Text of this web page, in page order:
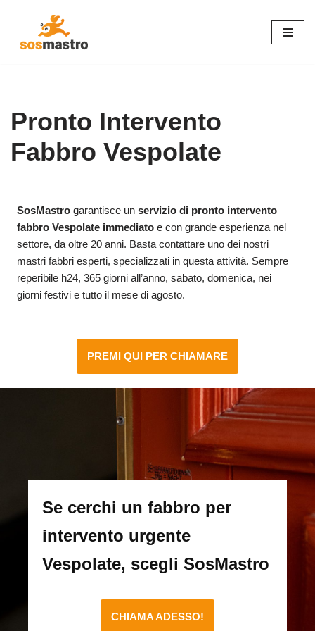
Pronto Intervento
Fabbro Vespolate
SosMastro garantisce unservizio di pronto intervento
fabbro Vespolate immediato e con grande esperienza nel
settore, da oltre 20 anni. Basta contattare uno dei nostri
mastri fabbri esperti, specializzati in questa attività. Sempre
reperibile h24, 365 giorni all’anno, sabato, domenica, nei
giorni festivi e tutto il mese di agosto.
PREMI QUI PER CHIAMARE
Se cerchi un fabbro per
intervento urgente
Vespolate, scegli SosMastro
CHIAMA ADESSO!